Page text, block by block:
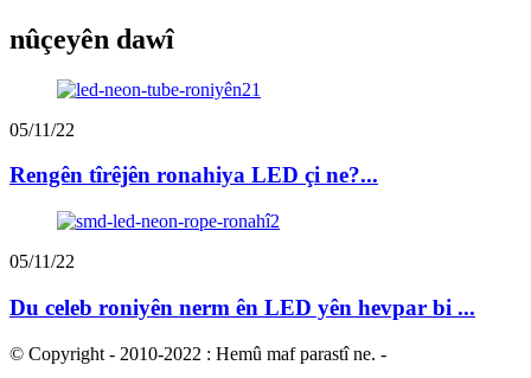
nûçeyên dawî
05/11/22
Rengên tîrêjên ronahiya LED çi ne?...
05/11/22
Du celeb roniyên nerm ên LED yên hevpar bi ...
© Copyright - 2010-2022 : Hemû maf parastî ne. -